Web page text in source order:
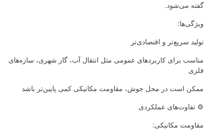
گفته می‌شود.
ویژگی‌ها:
تولید سریع‌تر و اقتصادی‌تر
مناسب برای کاربردهای عمومی مثل انتقال آب، گاز شهری، سازه‌های
فلزی
ممکن است در محل جوش، مقاومت مکانیکی کمی پایین‌تر باشد
⚙️ تفاوت‌های عملکردی
مقاومت مکانیکی: